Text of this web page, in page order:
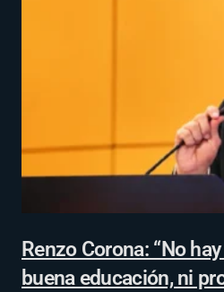
Renzo Corona: “No
buena educación, ni